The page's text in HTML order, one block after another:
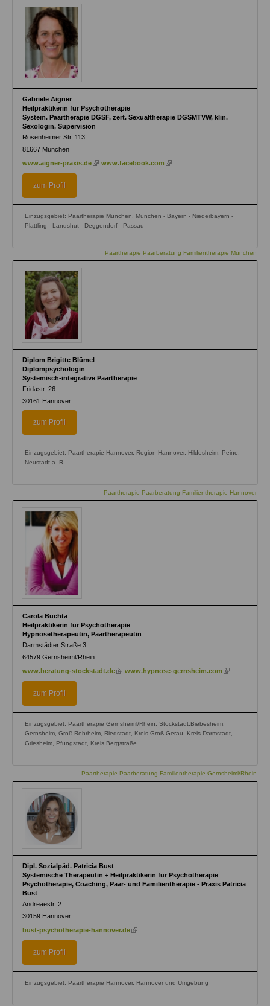
Gabriele Aigner
Heilpraktikerin für Psychotherapie
System. Paartherapie DGSF, zert. Sexualtherapie DGSMTVW, klin.
Sexologin, Supervision
Rosenheimer Str. 113
81667 München
www.aigner-praxis.de (linkwww.facebook.com (link
zum Profil
Einzugsgebiet: Paartherapie München, München - Bayern - Niederbayern -
Plattling - Landshut - Deggendorf - Passau
Paartherapie Paarberatung Familientherapie München
Diplom Brigitte Blümel
Diplompsychologin
Systemisch-integrative Paartherapie
Fridastr. 26
30161
Hannover
zum Profil
Einzugsgebiet: Paartherapie Hannover, Region Hannover, Hildesheim, Peine,
Neustadt a. R.
Paartherapie Paarberatung Familientherapie Hannover
Carola Buchta
Heilpraktikerin für Psychotherapie
Hypnosetherapeutin, Paartherapeutin
Darmstädter Straße 3
64579 Gernsheiml/Rhein
www.beratung-stockstadt.de (linkwww.hypnose-gernsheim.com (link
zum Profil
Einzugsgebiet: Paartherapie Gernsheiml/Rhein, Stockstadt,Biebesheim,
Gernsheim, Groß-Rohrheim, Riedstadt, Kreis Groß-Gerau, Kreis Darmstadt,
Griesheim, Pfungstadt, Kreis Bergstraße
Paartherapie Paarberatung Familientherapie Gernsheiml/Rhein
Dipl. Sozialpäd. Patricia Bust
Systemische Therapeutin + Heilpraktikerin für Psychotherapie
Psychotherapie, Coaching, Paar- und Familientherapie - Praxis Patricia
Bust
Andreaestr. 2
30159 Hannover
bust-psychotherapie-hannover.de (link
zum Profil
Einzugsgebiet: Paartherapie Hannover, Hannover und Umgebung